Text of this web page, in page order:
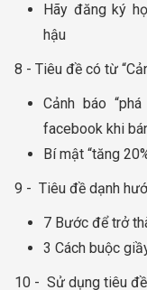
Hãy đăng ký
hậu
8 - Tiêu đề có từ
Cảnh báo
facebook khi
Bí mật “tăng
9 - Tiêu đề dạnh
7 Bước để trở
3 Cách buộc
10 - Sử dụng tiêu